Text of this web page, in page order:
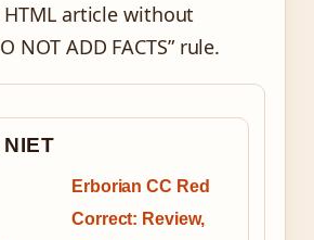
article without
NOT ADD FACTS” rule.
Erborian CC Red
Correct: Review,